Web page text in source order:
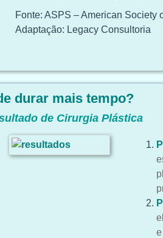
Fonte: ASPS – American Society
Adaptação: Legacy Consultoria
durar mais tempo?
de Cirurgia Plástica